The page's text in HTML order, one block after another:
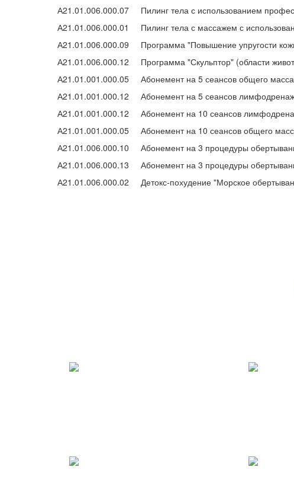
А21.01.006.000.07
Пилинг тела с использованием
А21.01.006.000.01
Пилинг тела с массажем с
А21.01.006.000.09
Программа "Повышение упругости
А21.01.006.000.12
Программа "Скульптор" (области
А21.01.001.000.05
Абонемент на 5 сеансов общего
А21.01.001.000.12
Абонемент на 5 сеансов
А21.01.001.000.12
Абонемент на 10 сеансов
А21.01.001.000.05
Абонемент на 10 сеансов общего
А21.01.006.000.10
Абонемент на 3 процедуры
А21.01.006.000.13
Абонемент на 3 процедуры
А21.01.006.000.02
Детокс-похудение "Морское